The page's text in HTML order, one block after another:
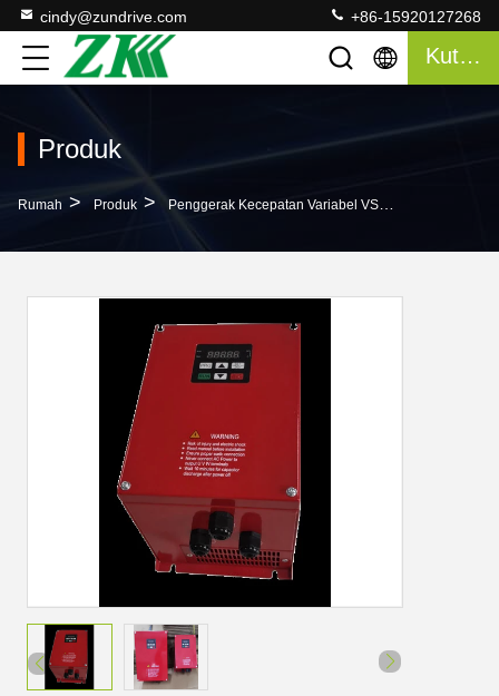
cindy@zundrive.com +86-15920127268
Kutipan
Produk
Rumah > Produk > Penggerak Kecepatan Variabel VSD